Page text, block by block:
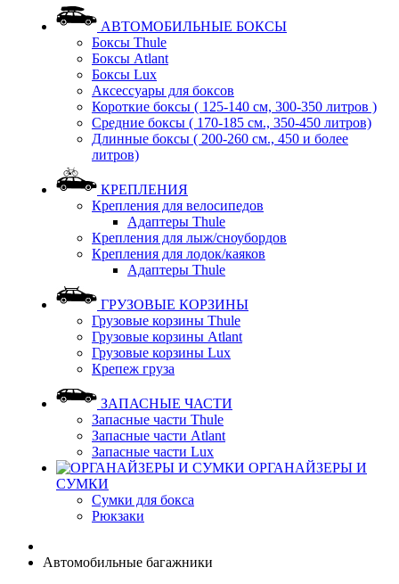
АВТОМОБИЛЬНЫЕ БОКСЫ
Боксы Thule
Боксы Atlant
Боксы Lux
Аксессуары для боксов
Короткие боксы ( 125-140 см, 300-350 литров )
Средние боксы ( 170-185 см., 350-450 литров)
Длинные боксы ( 200-260 см., 450 и более
литров)
КРЕПЛЕНИЯ
Крепления для велосипедов
Адаптеры Thule
Крепления для лыж/сноубордов
Крепления для лодок/каяков
Адаптеры Thule
ГРУЗОВЫЕ КОРЗИНЫ
Грузовые корзины Thule
Грузовые корзины Atlant
Грузовые корзины Lux
Крепеж груза
ЗАПАСНЫЕ ЧАСТИ
Запасные части Thule
Запасные части Atlant
Запасные части Lux
ОРГАНАЙЗЕРЫ И
СУМКИ
Сумки для бокса
Рюкзаки
Автомобильные багажники